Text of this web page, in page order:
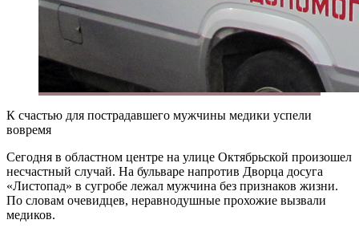
К счастью для пострадавшего мужчины медики успели
вовремя
Сегодня в областном центре на улице Октябрьской произошел
несчастный случай. На бульваре напротив Дворца досуга
«Листопад» в сугробе лежал мужчина без признаков жизни.
По словам очевидцев, неравнодушные прохожие вызвали
медиков.